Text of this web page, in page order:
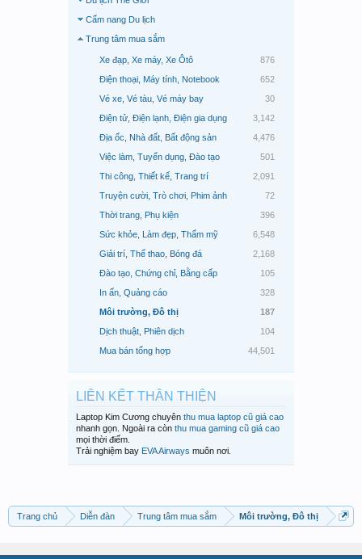
Cẩm nang Du lịch
Trung tâm mua sắm
Xe đạp, Xe máy, Xe Ôtô
876
Điện thoại, Máy tính, Notebook
652
Vé xe, Vé tàu, Vé máy bay
30
Điện tử, Điện lạnh, Điện gia dụng
3,142
Địa ốc, Nhà đất, Bất động sản
4,476
Việc làm, Tuyển dụng, Đào tạo
501
Thi công, Thiết kế, Trang trí
2,091
Truyện cười, Trò chơi, Phim ảnh
72
Thời trang, Phụ kiện
396
Sức khỏe, Làm đẹp, Thẩm mỹ
6,548
Giải trí, Thể thao, Bóng đá
2,168
Đào tạo, Chứng chỉ, Bằng cấp
105
In ấn, Quảng cáo
328
Môi trường, Đô thị
187
Dịch thuật, Phiên dịch
104
Mua bán tổng hợp
44,501
LIÊN KẾT THÂN THIỆN
Laptop Kim Cương chuyên thu mua laptop cũ giá cao
nhanh gọn. Ngoài ra còn thu mua gaming cũ giá cao
mọi thời điểm.
Trải nghiệm bay EVA Airways muôn nơi.
Trang chủ Diễn đàn Trung tâm mua sắm Môi trường, Đô thị